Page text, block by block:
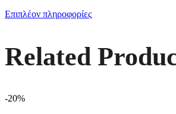
Επιπλέον πληροφορίες
Related
-20%